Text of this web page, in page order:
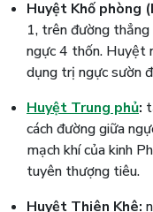
Huyệt Khố phòng
1, trên đường thẳng
ngực 4 thốn. Huyệt
dụng trị ngực sườn
Huyệt Trung phủ:
cách đường giữa
mạch khí của kinh
tuyên thượng tiêu.
Huyệt Thiên Khê: